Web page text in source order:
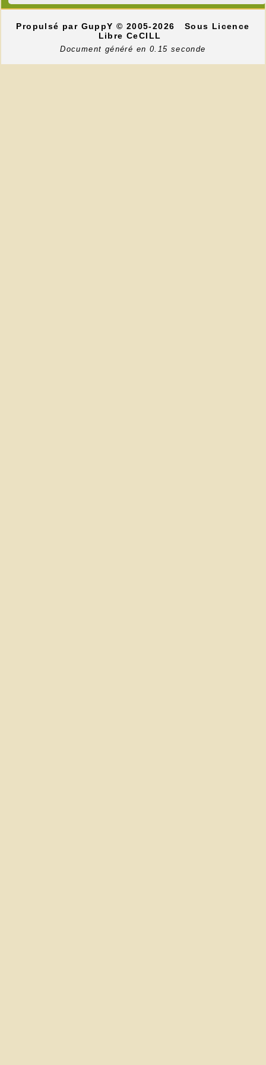
Propulsé par GuppY© 2005-2026
Sous Licence
Libre CeCILL
Document généré en 0.15 seconde